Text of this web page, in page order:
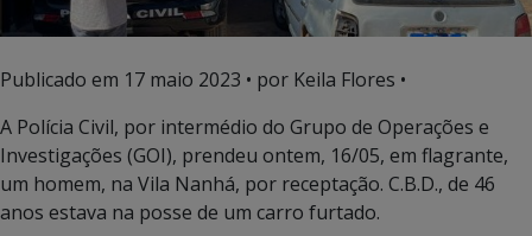
Publicado em 17 maio 2023 • por Keila Flores •
A Polícia Civil, por intermédio do Grupo de Operações e
Investigações (GOI), prendeu ontem, 16/05, em flagrante,
um homem, na Vila Nanhá, por receptação. C.B.D., de 46
anos estava na posse de um carro furtado.